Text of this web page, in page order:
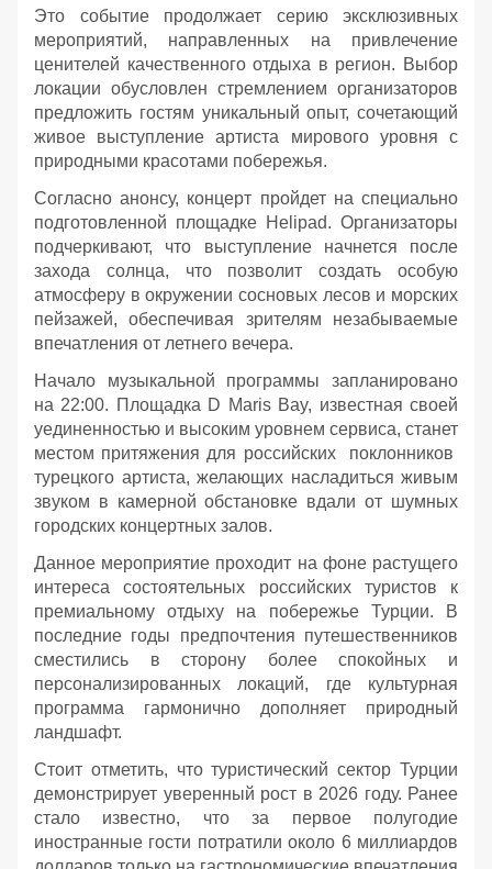
Это событие продолжает серию эксклюзивных
мероприятий, направленных на привлечение
ценителей качественного отдыха в регион. Выбор
локации обусловлен стремлением организаторов
предложить гостям уникальный опыт, сочетающий
живое выступление артиста мирового уровня с
природными красотами побережья.
Согласно анонсу, концерт пройдет на специально
подготовленной площадке Helipad. Организаторы
подчеркивают, что выступление начнется после
захода солнца, что позволит создать особую
атмосферу в окружении сосновых лесов и морских
пейзажей, обеспечивая зрителям незабываемые
впечатления от летнего вечера.
Начало музыкальной программы запланировано
на 22:00. Площадка D Maris Bay, известная своей
уединенностью и высоким уровнем сервиса, станет
местом притяжения для российских поклонников
турецкого артиста, желающих насладиться живым
звуком в камерной обстановке вдали от шумных
городских концертных залов.
Данное мероприятие проходит на фоне растущего
интереса состоятельных российских туристов к
премиальному отдыху на побережье Турции. В
последние годы предпочтения путешественников
сместились в сторону более спокойных и
персонализированных локаций, где культурная
программа гармонично дополняет природный
ландшафт.
Стоит отметить, что туристический сектор Турции
демонстрирует уверенный рост в 2026 году. Ранее
стало известно, что за первое полугодие
иностранные гости потратили около 6 миллиардов